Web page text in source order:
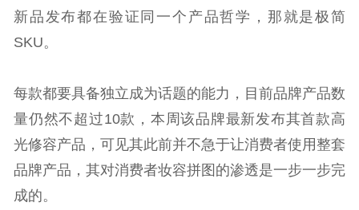
新品发布都在验证同一个产品哲学，那就是极简
SKU。
每款都要具备独立成为话题的能力，目前品牌产品数
量仍然不超过10款，本周该品牌最新发布其首款高
光修容产品，可见其此前并不急于让消费者使用整套
品牌产品，其对消费者妆容拼图的渗透是一步一步完
成的。